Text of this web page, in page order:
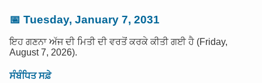
📅 Tuesday, January 7, 2031
ਇਹ ਗਣਨਾ ਅੱਜ ਦੀ ਮਿਤੀ ਦੀ ਵਰਤੋਂ ਕਰਕੇ ਕੀਤੀ ਗਈ ਹੈ (Friday,
August 7, 2026).
ਸੰਬੰਧਿਤ ਸਫ਼ੇ